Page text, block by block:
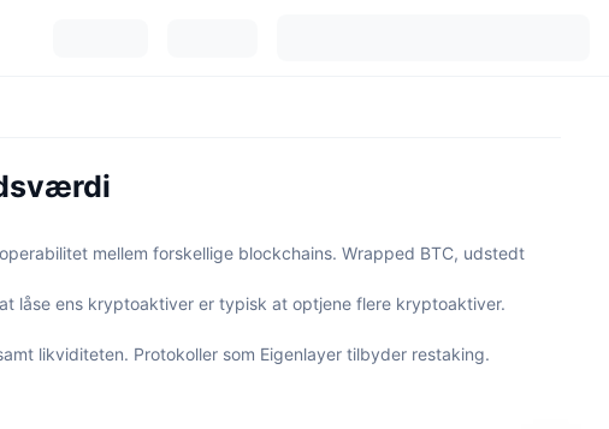
mellem forskellige blockchains. Wrapped BTC, udstedt
låse ens kryptoaktiver er typisk at optjene flere kryptoaktiver.
likviditeten. Protokoller som Eigenlayer tilbyder restaking.